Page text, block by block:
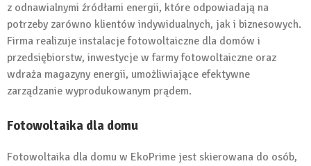
z odnawialnymi źródłami energii, które odpowiadają na
potrzeby zarówno klientów indywidualnych, jak i biznesowych.
Firma realizuje instalacje fotowoltaiczne dla domów i
przedsiębiorstw, inwestycje w farmy fotowoltaiczne oraz
wdraża magazyny energii, umożliwiające efektywne
zarządzanie wyprodukowanym prądem.
Fotowoltaika dla domu
Fotowoltaika dla domu w EkoPrime jest skierowana do osób,